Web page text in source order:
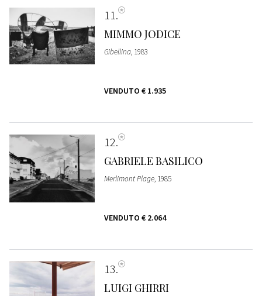
11
MIMMO JODICE
Gibellina, 1983
VENDUTO € 1.935
12
GABRIELE BASILICO
Merlimont Plage, 1985
VENDUTO € 2.064
13
LUIGI GHIRRI